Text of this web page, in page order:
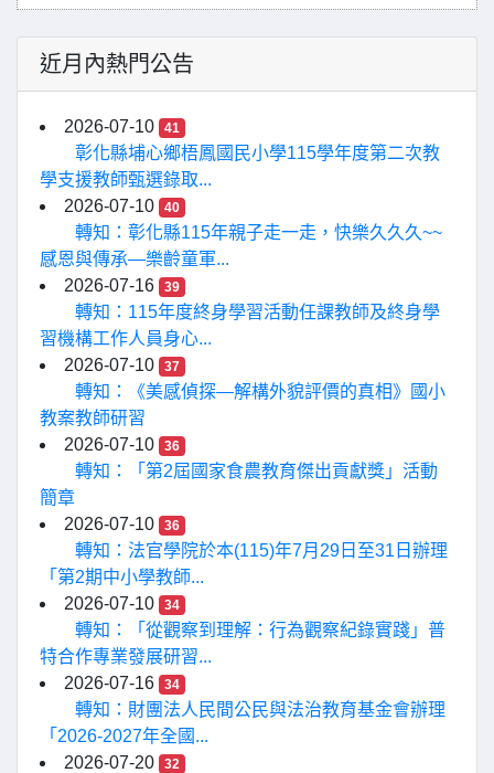
近月內熱門公告
2026-07-10 41
彰化縣埔心鄉梧鳳國民小學115學年度第二次教
學支援教師甄選錄取...
2026-07-10
40
轉知：彰化縣115年親子走一走，快樂久久久~~
感恩與傳承—樂齡童軍...
2026-07-16
39
轉知：115年度終身學習活動任課教師及終身學
習機構工作人員身心...
2026-07-10
37
轉知：《美感偵探—解構外貌評價的真相》國小
教案教師研習
2026-07-10
36
轉知：「第2屆國家食農教育傑出貢獻獎」活動
簡章
2026-07-10
36
轉知：法官學院於本(115)年7月29日至31日辦理
「第2期中小學教師...
2026-07-10
34
轉知：「從觀察到理解：行為觀察紀錄實踐」普
特合作專業發展研習...
2026-07-16
34
轉知：財團法人民間公民與法治教育基金會辦理
「2026-2027年全國...
2026-07-20
32